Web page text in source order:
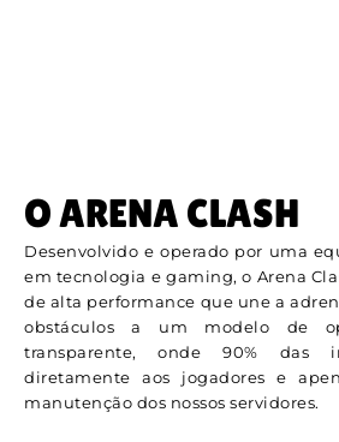
O ARENA CLASH
Desenvolvido e operado por uma
em tecnologia e gaming, o Arena
de alta performance que une a
obstáculos a um modelo de
transparente, onde 90% das
diretamente aos jogadores e
manutenção dos nossos servidores.